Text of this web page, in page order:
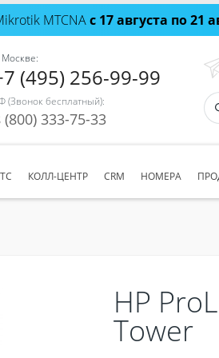
MTCNAс 17 августа по 21
(495) 256-99-99
(Звонок бесплатный):
(800) 333-75-33
КОЛЛ-ЦЕНТР CRM НОМЕРА
HP
Tower